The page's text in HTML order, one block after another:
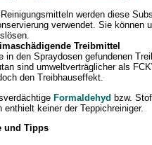
Reinigungsmitteln werden diese
verwendet. Sie können
Treibmittel
in den Spraydosen gefundenen
sind umweltverträglicher als
den Treibhauseffekt.
Formaldehyd bzw.
enthielt keiner der Teppichreiniger.
und Tipps